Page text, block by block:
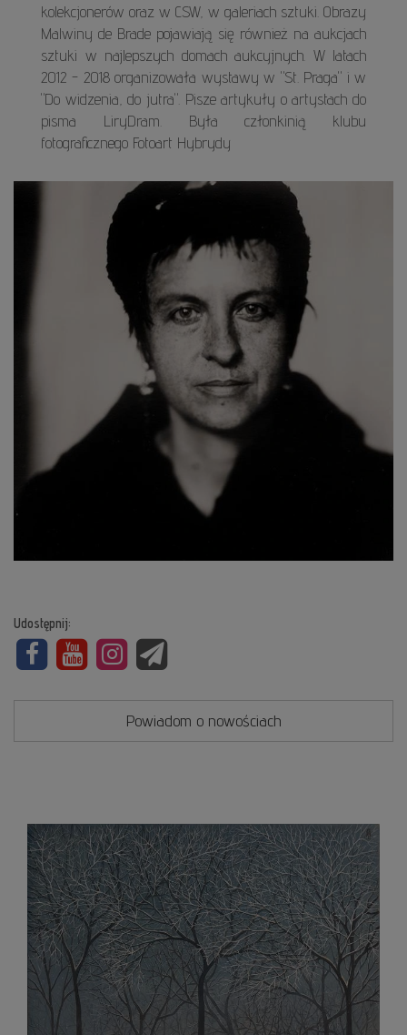
kolekcjonerów oraz w CSW, w galeriach sztuki. Obrazy
Malwiny de Brade pojawiają się również na aukcjach
sztuki w najlepszych domach aukcyjnych. W latach
2012 - 2018 organizowała wystawy w "St. Praga" i w
"Do widzenia, do jutra". Pisze artykuły o artystach do
pisma LiryDram. Była członkinią klubu
fotograficznego Fotoart Hybrydy
Udostępnij:
Powiadom o nowościach